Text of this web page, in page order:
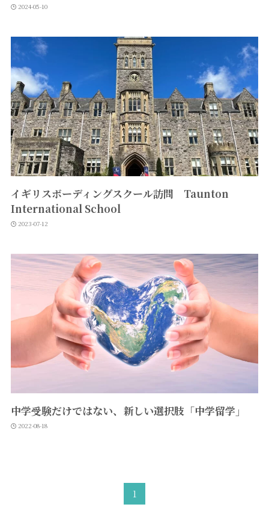
2024-05-10
イギリスボーディングスクール訪問 Taunton
International School
2023-07-12
中学受験だけではない、新しい選択肢「中学留学」
2022-08-18
1